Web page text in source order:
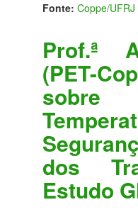
Fonte: Coppe/
Prof.ª
(PET-
dos
Estudo